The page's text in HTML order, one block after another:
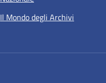
Il Mondo degli Archivi